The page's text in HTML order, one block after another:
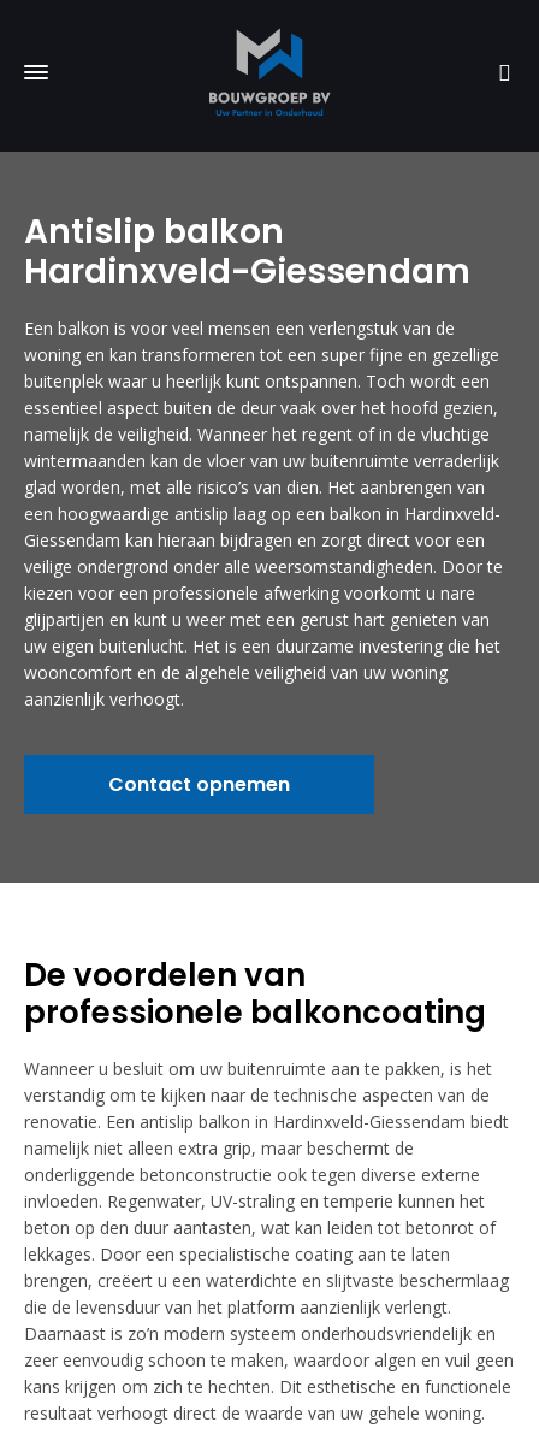
Antislip balkon
Hardinxveld-Giessendam
Een balkon is voor veel mensen een verlengstuk van de
woning en kan transformeren tot een super fijne en gezellige
buitenplek waar u heerlijk kunt ontspannen. Toch wordt een
essentieel aspect buiten de deur vaak over het hoofd gezien,
namelijk de veiligheid. Wanneer het regent of in de vluchtige
wintermaanden kan de vloer van uw buitenruimte verraderlijk
glad worden, met alle risico’s van dien. Het aanbrengen van
een hoogwaardige antislip laag op een balkon in Hardinxveld-
Giessendam kan hieraan bijdragen en zorgt direct voor een
veilige ondergrond onder alle weersomstandigheden. Door te
kiezen voor een professionele afwerking voorkomt u nare
glijpartijen en kunt u weer met een gerust hart genieten van
uw eigen buitenlucht. Het is een duurzame investering die het
wooncomfort en de algehele veiligheid van uw woning
aanzienlijk verhoogt.
Contact opnemen
De voordelen van
professionele balkoncoating
Wanneer u besluit om uw buitenruimte aan te pakken, is het
verstandig om te kijken naar de technische aspecten van de
renovatie. Een antislip balkon in Hardinxveld-Giessendam biedt
namelijk niet alleen extra grip, maar beschermt de
onderliggende betonconstructie ook tegen diverse externe
invloeden. Regenwater, UV-straling en temperie kunnen het
beton op den duur aantasten, wat kan leiden tot betonrot of
lekkages. Door een specialistische coating aan te laten
brengen, creëert u een waterdichte en slijtvaste beschermlaag
die de levensduur van het platform aanzienlijk verlengt.
Daarnaast is zo’n modern systeem onderhoudsvriendelijk en
zeer eenvoudig schoon te maken, waardoor algen en vuil geen
kans krijgen om zich te hechten. Dit esthetische en functionele
resultaat verhoogt direct de waarde van uw gehele woning.